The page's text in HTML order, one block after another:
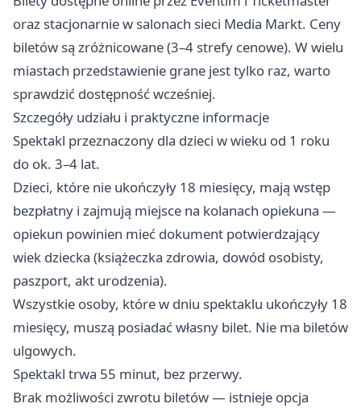
oraz stacjonarnie w salonach sieci Media Markt. Ceny
biletów są zróżnicowane (3–4 strefy cenowe). W wielu
miastach przedstawienie grane jest tylko raz, warto
sprawdzić dostępność wcześniej.
Szczegóły udziału i praktyczne informacje
Spektakl przeznaczony dla dzieci w wieku od 1 roku
do ok. 3–4 lat.
Dzieci, które nie ukończyły 18 miesięcy, mają wstęp
bezpłatny i zajmują miejsce na kolanach opiekuna —
opiekun powinien mieć dokument potwierdzający
wiek dziecka (książeczka zdrowia, dowód osobisty,
paszport, akt urodzenia).
Wszystkie osoby, które w dniu spektaklu ukończyły 18
miesięcy, muszą posiadać własny bilet. Nie ma biletów
ulgowych.
Spektakl trwa 55 minut, bez przerwy.
Brak możliwości zwrotu biletów — istnieje opcja